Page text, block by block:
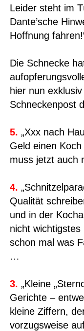
Leider steht im
Dante’sche
Hoffnung
Die Schnecke
hier nun
Schneckenpost
5. „Xxx nach
Geld einen
muss jetzt auch
4.
Qualität
und in der
nicht
schon mal was
…
3. „Kleine
Gerichte –
kleine Ziffern,
vorzugsweise